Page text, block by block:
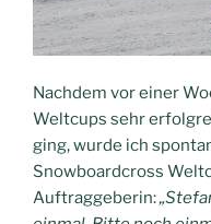
Nachdem vor einer
Weltcups sehr
ging, wurde ich
Snowboardcross
Auftraggeberin: